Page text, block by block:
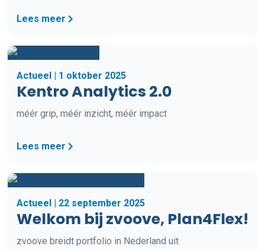
Lees meer
Actueel | 1 oktober 2025
Kentro Analytics 2.0
méér grip, méér inzicht, méér impact
Lees meer
Actueel | 22 september 2025
Welkom bij zvoove, Plan4Flex!
zvoove breidt portfolio in Nederland uit